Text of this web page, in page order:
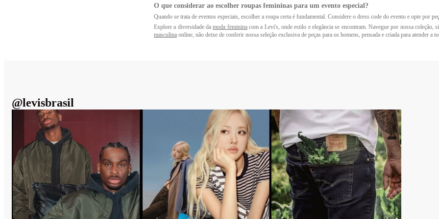
O que considerar ao escolher roupas femininas para um evento especial?
Quando se trata de eventos especiais, escolher a roupa certa é fundamental. Considere o dress code do evento e opte por
Explore a diversidade damoda femininacom a Levi's, onde estilo e elegância se encontram. Navegue por nossa coleção,
masculina online, não deixe de conferir nossa seleção exclusiva de peças para os homens, pensada e criada para atender a
@levisbrasil